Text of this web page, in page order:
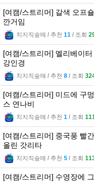
[여캠/스트리머] 갈색 오프
깐거임
치지직숲매 l 추천 11 l 조회
[여캠/스트리머] 엘리베이
강인경
치지직숲매 l 추천 8 l 조회
[여캠/스트리머] 미드에 구
스 연나비
치지직숲매 l 추천 1 l 조회
[여캠/스트리머] 중국풍 빨
올린 갓리타
치지직숲매 l 추천 5 l 조회
[여캠/스트리머] 수영장에